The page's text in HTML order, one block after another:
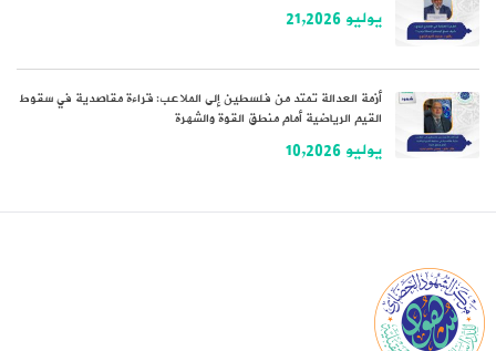
يوليو 21,2026
أزمة العدالة تمتد من فلسطين إلى الملاعب: قراءة مقاصدية في سقوط
القيم الرياضية أمام منطق القوة والشهرة
يوليو 10,2026